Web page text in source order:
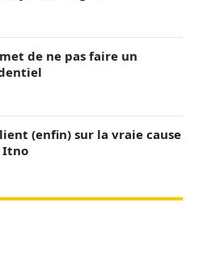
de ne pas faire un
(enfin) sur la vraie cause
Itno